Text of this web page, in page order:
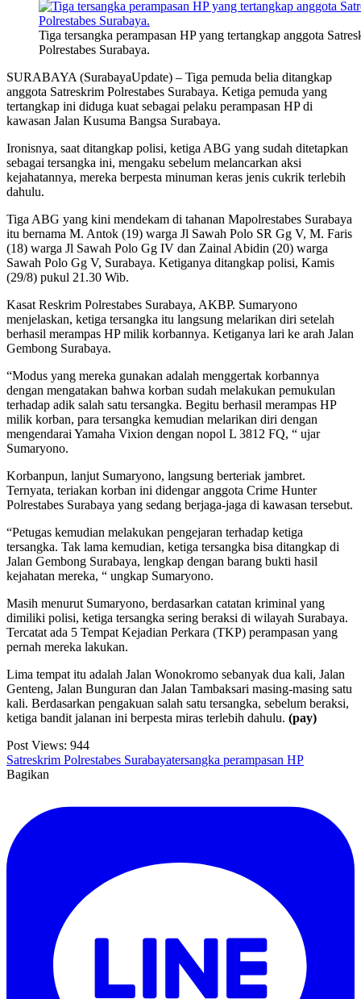
Tiga tersangka perampasan HP yang tertangkap anggota
Polrestabes Surabaya.
SURABAYA (SurabayaUpdate) – Tiga pemuda belia ditangkap
anggota Satreskrim Polrestabes Surabaya. Ketiga pemuda yang
tertangkap ini diduga kuat sebagai pelaku perampasan HP di
kawasan Jalan Kusuma Bangsa Surabaya.
Ironisnya, saat ditangkap polisi, ketiga ABG yang sudah ditetapkan
sebagai tersangka ini, mengaku sebelum melancarkan aksi
kejahatannya, mereka berpesta minuman keras jenis cukrik terlebih
dahulu.
Tiga ABG yang kini mendekam di tahanan Mapolrestabes Surabaya
itu bernama M. Antok (19) warga Jl Sawah Polo SR Gg V, M. Faris
(18) warga Jl Sawah Polo Gg IV dan Zainal Abidin (20) warga
Sawah Polo Gg V, Surabaya. Ketiganya ditangkap polisi, Kamis
(29/8) pukul 21.30 Wib.
Kasat Reskrim Polrestabes Surabaya, AKBP. Sumaryono
menjelaskan, ketiga tersangka itu langsung melarikan diri setelah
berhasil merampas HP milik korbannya. Ketiganya lari ke arah Jalan
Gembong Surabaya.
“Modus yang mereka gunakan adalah menggertak korbannya
dengan mengatakan bahwa korban sudah melakukan pemukulan
terhadap adik salah satu tersangka. Begitu berhasil merampas HP
milik korban, para tersangka kemudian melarikan diri dengan
mengendarai Yamaha Vixion dengan nopol L 3812 FQ, “ ujar
Sumaryono.
Korbanpun, lanjut Sumaryono, langsung berteriak jambret.
Ternyata, teriakan korban ini didengar anggota Crime Hunter
Polrestabes Surabaya yang sedang berjaga-jaga di kawasan tersebut.
“Petugas kemudian melakukan pengejaran terhadap ketiga
tersangka. Tak lama kemudian, ketiga tersangka bisa ditangkap di
Jalan Gembong Surabaya, lengkap dengan barang bukti hasil
kejahatan mereka, “ ungkap Sumaryono.
Masih menurut Sumaryono, berdasarkan catatan kriminal yang
dimiliki polisi, ketiga tersangka sering beraksi di wilayah Surabaya.
Tercatat ada 5 Tempat Kejadian Perkara (TKP) perampasan yang
pernah mereka lakukan.
Lima tempat itu adalah Jalan Wonokromo sebanyak dua kali, Jalan
Genteng, Jalan Bunguran dan Jalan Tambaksari masing-masing satu
kali. Berdasarkan pengakuan salah satu tersangka, sebelum beraksi,
ketiga bandit jalanan ini berpesta miras terlebih dahulu. (pay)
Post Views: 944
Satreskrim Polrestabes Surabayatersangka perampasan HP
Bagikan